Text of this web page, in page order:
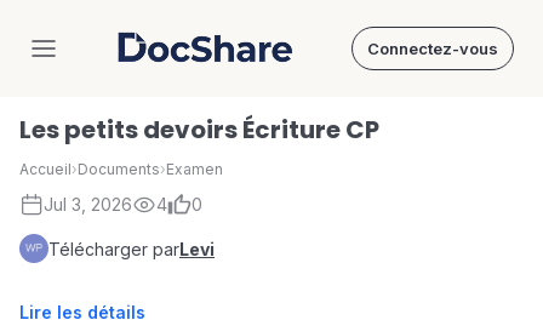
DocShare Connectez-vous
Les petits devoirs Écriture CP
Accueil›Documents›Examen
Jul 3, 2026 4 0
Télécharger parLevi
Lire les détails